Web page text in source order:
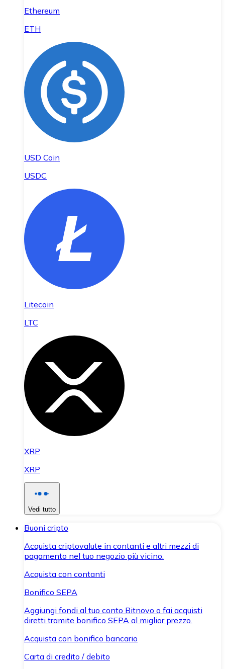
Ethereum
ETH
USD Coin
USDC
Litecoin
LTC
XRP
XRP
Vedi tutto
Buoni cripto
Acquista criptovalute in contanti e altri mezzi di
pagamento nel tuo negozio più vicino.
Acquista con contanti
Bonifico SEPA
Aggiungi fondi al tuo conto Bitnovo o fai acquisti
diretti tramite bonifico SEPA al miglior prezzo.
Acquista con bonifico bancario
Carta di credito / debito